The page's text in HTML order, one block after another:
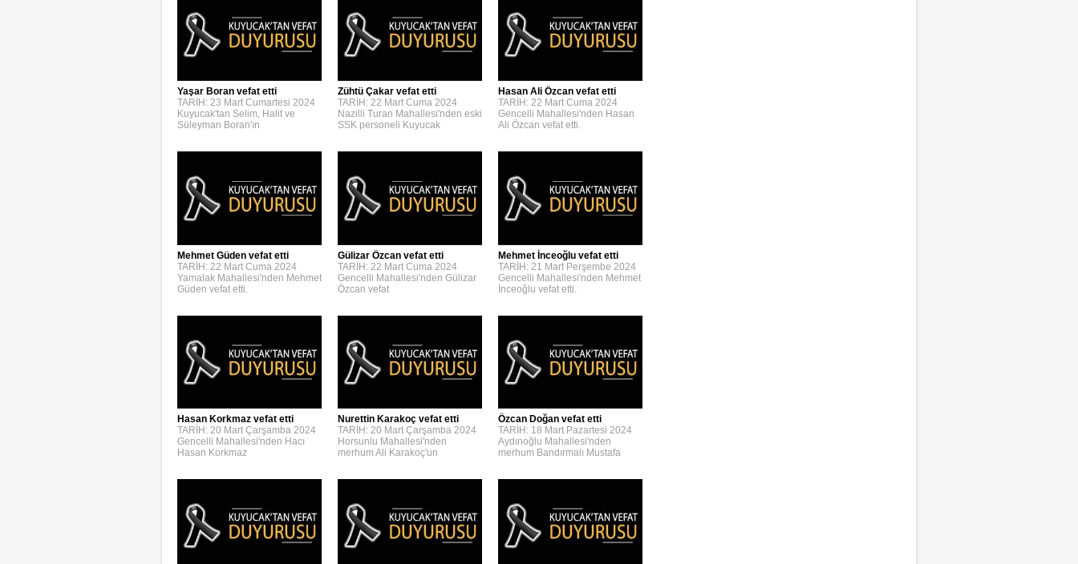
Yaşar Boran vefat etti
TARİH: 23 Mart Cumartesi 2024
Kuyucak'tan Selim, Halit ve
Süleyman Boran'ın
Zühtü Çakar vefat etti
TARİH: 22 Mart Cuma 2024
Nazilli Turan Mahallesi'nden eski
SSK personeli Kuyucak
Hasan Ali Özcan vefat etti
TARİH: 22 Mart Cuma 2024
Gencelli Mahallesi'nden Hasan
Ali Özcan vefat etti.
Mehmet Güden vefat etti
TARİH: 22 Mart Cuma 2024
Yamalak Mahallesi'nden Mehmet
Güden vefat etti.
Gülizar Özcan vefat etti
TARİH: 22 Mart Cuma 2024
Gencelli Mahallesi'nden Gülizar
Özcan vefat
Mehmet İnceoğlu vefat etti
TARİH: 21 Mart Perşembe 2024
Gencelli Mahallesi'nden Mehmet
İnceoğlu vefat etti.
Hasan Korkmaz vefat etti
TARİH: 20 Mart Çarşamba 2024
Gencelli Mahallesi'nden Hacı
Hasan Korkmaz
Nurettin Karakoç vefat etti
TARİH: 20 Mart Çarşamba 2024
Horsunlu Mahallesi'nden
merhum Ali Karakoç'un
Özcan Doğan vefat etti
TARİH: 18 Mart Pazartesi 2024
Aydınoğlu Mahallesi'nden
merhum Bandırmalı Mustafa